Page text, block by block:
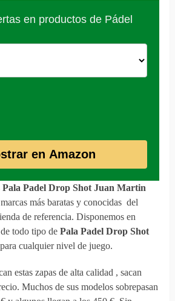
en productos de Pádel
en Amazon
Pala Padel Drop Shot Juan Martin
más baratas y conocidas del
de referencia. Disponemos en
todo tipo dePala Padel Drop Shot
cualquier nivel de juego.
estas zapas de alta calidad , sacan
Muchos de sus modelos sobrepasan